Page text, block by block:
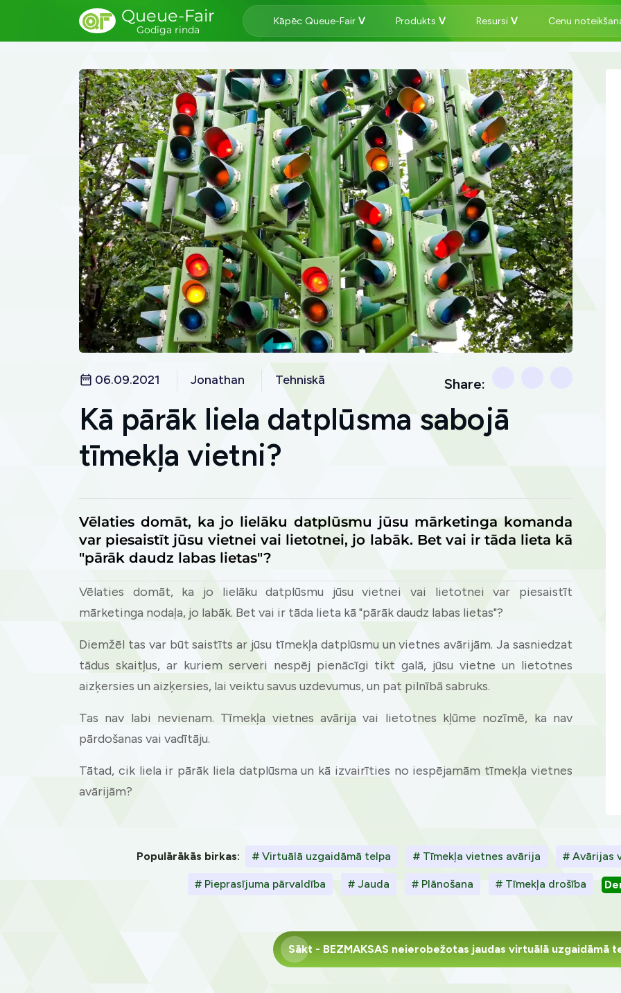
Queue-Fair
Godīga rinda
Kāpēc Queue-Fair Produkts Resursi Cenu
06.09.2021 Jonathan Tehniskā Share:
Kā pārāk liela datplūsma sabojā
tīmekļa vietni?
Vēlaties domāt, ka jo lielāku datplūsmu jūsu mārketinga komanda
var piesaistīt jūsu vietnei vai lietotnei, jo labāk. Bet vai ir tāda lieta kā
"pārāk daudz labas lietas"?
Vēlaties domāt, ka jo lielāku datplūsmu jūsu vietnei vai lietotnei var piesaistīt
mārketinga nodaļa, jo labāk. Bet vai ir tāda lieta kā "pārāk daudz labas lietas"?
Diemžēl tas var būt saistīts ar jūsu tīmekļa datplūsmu un vietnes avārijām. Ja sasniedzat
tādus skaitļus, ar kuriem serveri nespēj pienācīgi tikt galā, jūsu vietne un lietotnes
aizķersies un aizķersies, lai veiktu savus uzdevumus, un pat pilnībā sabruks.
Tas nav labi nevienam. Tīmekļa vietnes avārija vai lietotnes kļūme nozīmē, ka nav
pārdošanas vai vadītāju.
Tātad, cik liela ir pārāk liela datplūsma un kā izvairīties no iespējamām tīmekļa vietnes
avārijām?
Populārākās birkas: # Virtuālā uzgaidāmā telpa # Tīmekļa vietnes avārija # Avārijas
# Pieprasījuma pārvaldība # Jauda # Plānošana # Tīmekļa drošība
Sākt- BEZMAKSAS neierobežotas jaudas virtuālā uzgaidāmā